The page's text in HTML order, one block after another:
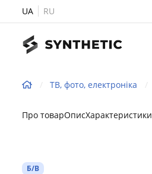
UA RU
ТВ, фото, електроніка
Про товарОписХарактеристики
Б/В